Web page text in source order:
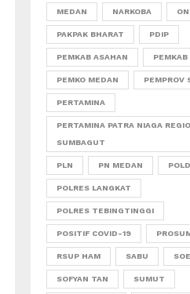
MEDAN NARKOBA
PAKPAK BHARAT PDIP
PEMKAB ASAHAN PEMKAB
PEMKO MEDAN PEMPROV
PERTAMINA
PERTAMINA PATRA NIAGA
SUMBAGUT
PLN PN MEDAN
POLRES LANGKAT
POLRES TEBINGTINGGI
POSITIF COVID-19
RSUP HAM SABU
SOFYAN TAN SUMUT